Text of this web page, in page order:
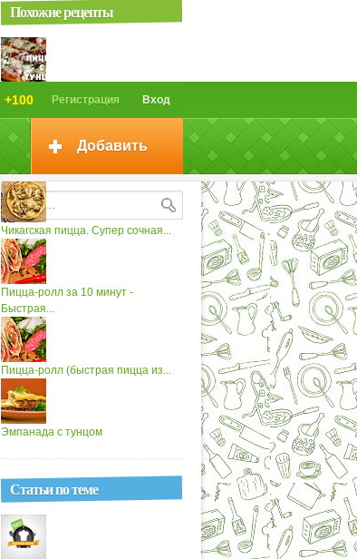
Вход
Регистрация
+100
Добавить
Похожие рецепты
пицца)
Пицца с тунцом и картофелем
Чикагская пицца. Супер сочная...
Пицца-ролл за 10 минут -
Быстрая...
Пицца-ролл (быстрая пицца из...
Эмпанада с тунцом
Статьи по теме